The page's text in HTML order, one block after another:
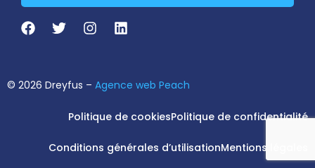
© 2026 Dreyfus – Agence web Peach
Politique de cookiesPolitique de confidentialité
Conditions générales d’utilisationMentions légales